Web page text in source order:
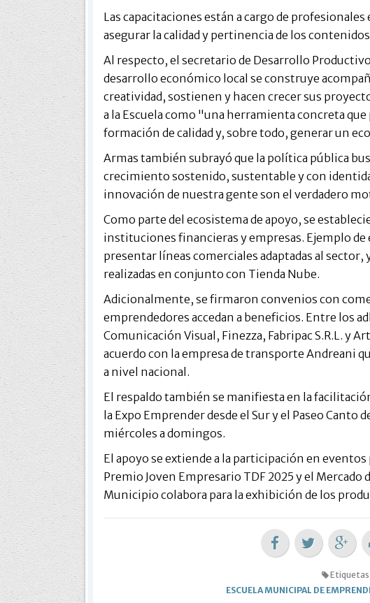
Las capacitaciones están a cargo de
asegurar la calidad y pertinencia de los
Al respecto, el secretario de Desarrollo
desarrollo económico local se construye
creatividad, sostienen y hacen crecer sus
a la Escuela como "una herramienta concreta
formación de calidad y, sobre todo, generar un
Armas también subrayó que la política pública
crecimiento sostenido, sustentable y con
innovación de nuestra gente son el verdadero
Como parte del ecosistema de apoyo, se
instituciones financieras y empresas. Ejemplo de
presentar líneas comerciales adaptadas al
realizadas en conjunto con Tienda Nube.
Adicionalmente, se firmaron convenios con
emprendedores accedan a beneficios. Entre los
Comunicación Visual, Finezza, Fabripac S.R.L. y
acuerdo con la empresa de transporte Andreani
a nivel nacional.
El respaldo también se manifiesta en la
la Expo Emprender desde el Sur y el Paseo
miércoles a domingos.
El apoyo se extiende a la participación en
Premio Joven Empresario TDF 2025 y el Mercado
Municipio colabora para la exhibición de los
Etiquetas
ESCUELA MUNICIPAL DE